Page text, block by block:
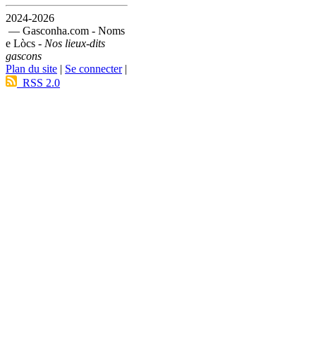
2024-2026
— Gasconha.com - Noms
e Lòcs - Nos lieux-dits
gascons
Plan du site | Se connecter|
RSS 2.0